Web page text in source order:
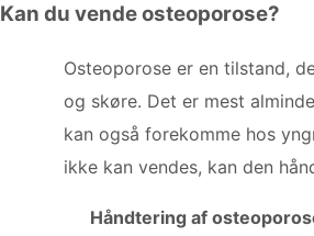
Kan du vende osteoporose?
Osteoporose er en tilstand,
og skøre. Det er mest
kan også forekomme hos
ikke kan vendes, kan den
Håndtering af